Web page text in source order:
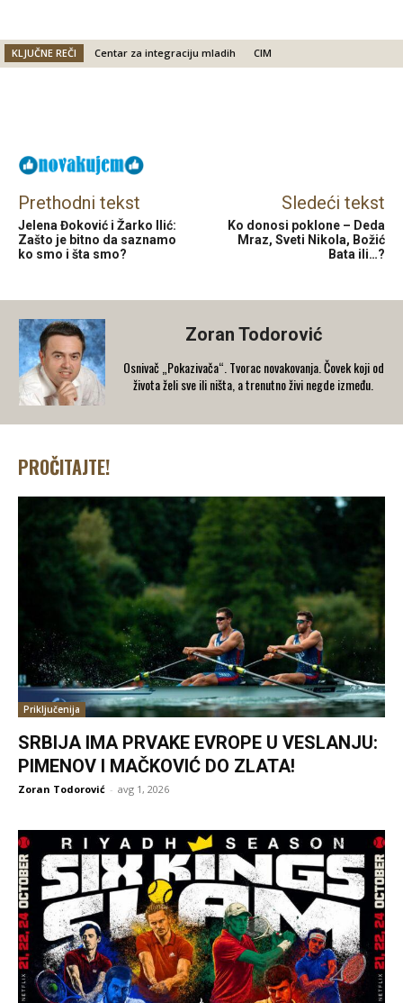
KLJUČNE REČI Centar za integraciju mladih CIM
Prethodni tekst
Jelena Đoković i Žarko Ilić:
Zašto je bitno da saznamo
ko smo i šta smo?
Sledeći tekst
Ko donosi poklone – Deda
Mraz, Sveti Nikola, Božić
Bata ili…?
Zoran Todorović
Osnivač „Pokazivača“. Tvorac novakovanja. Čovek koji od
života želi sve ili ništa, a trenutno živi negde između.
PROČITAJTE!
Priključenija
SRBIJA IMA PRVAKE EVROPE U VESLANJU:
PIMENOV I MAČKOVIĆ DO ZLATA!
Zoran Todorović - avg 1, 2026